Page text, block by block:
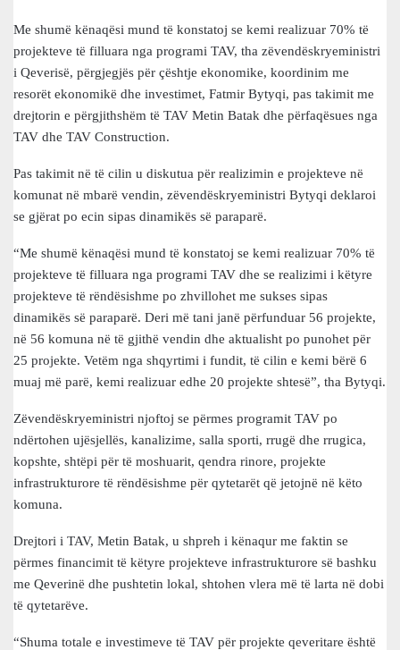
Me shumë kënaqësi mund të konstatoj se kemi realizuar 70% të
projekteve të filluara nga programi TAV, tha zëvendëskryeministri
i Qeverisë, përgjegjës për çështje ekonomike, koordinim me
resorët ekonomikë dhe investimet, Fatmir Bytyqi, pas takimit me
drejtorin e përgjithshëm të TAV Metin Batak dhe përfaqësues nga
TAV dhe TAV Construction.
Pas takimit në të cilin u diskutua për realizimin e projekteve në
komunat në mbarë vendin, zëvendëskryeministri Bytyqi deklaroi
se gjërat po ecin sipas dinamikës së paraparë.
“Me shumë kënaqësi mund të konstatoj se kemi realizuar 70% të
projekteve të filluara nga programi TAV dhe se realizimi i këtyre
projekteve të rëndësishme po zhvillohet me sukses sipas
dinamikës së paraparë. Deri më tani janë përfunduar 56 projekte,
në 56 komuna në të gjithë vendin dhe aktualisht po punohet për
25 projekte. Vetëm nga shqyrtimi i fundit, të cilin e kemi bërë 6
muaj më parë, kemi realizuar edhe 20 projekte shtesë”, tha Bytyqi.
Zëvendëskryeministri njoftoj se përmes programit TAV po
ndërtohen ujësjellës, kanalizime, salla sporti, rrugë dhe rrugica,
kopshte, shtëpi për të moshuarit, qendra rinore, projekte
infrastrukturore të rëndësishme për qytetarët që jetojnë në këto
komuna.
Drejtori i TAV, Metin Batak, u shpreh i kënaqur me faktin se
përmes financimit të këtyre projekteve infrastrukturore së bashku
me Qeverinë dhe pushtetin lokal, shtohen vlera më të larta në dobi
të qytetarëve.
“Shuma totale e investimeve të TAV për projekte qeveritare është